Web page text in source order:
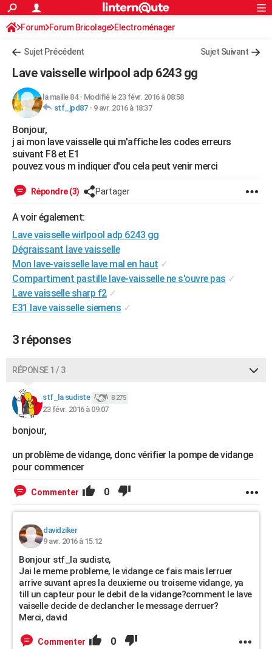
ACTUALITÉS
Politique
Société
Faits Divers
Education
Monde
Villes
+
FINANCE
Retraite
Impôts
Epargne
Immobilier
Risques naturels par ville
Banque
Assurance
Crédit
AUTO
Essais
Réserver un essai
Citadines
Berlines
SUV
Forum auto
+HIGH-TECH
Mobiles
Meilleur smartphone
Internet
Ordinateurs
Jeux vidéo
Guide high-tech
+BRICOLAGE
Forum
Aménagement intérieur
Extérieur
Cuisine
Salle de bains
Jardinage
Rangement
WEEK-END
LIFESTYLE
Art de vivre
Bien-être
Loisirs
Mode
Modes de vie
SANTE
Alimentation
Guide de la santé
Maladies
Médicaments
Sommeil
VOYAGE
Destinations
City break
Voyage nature
Voyage de noces
Forum
Climat
+PHOTO
GUIDES D'ACHAT
BONS PLANS
Dictionnaire
Biographies
Citations
Expressions
Proverbes
PROGRAMME TV
COPAINS D'AVANT
S'inscrire
Se connecter
Lycées
Collèges
Primaires
Universités
Entreprises
Service militaire
Avis de recherche
AVIS DE DÉCÈS
FORUM
S'inscrire
Connexion
Forum Forum Bricolage Electroménager
Sujet Précédent Sujet Suivant
Lave vaisselle wirlpool adp 6243 gg
la maille 84- Modifié le 23 févr. 2016 à 08:58
stf_jpd87- 9 avr. 2016 à 18:37
Bonjour,
j ai mon lave vaisselle qui m'affiche les codes erreurs
suivant F8 et E1
pouvez vous m indiquer d'ou cela peut venir merci
Répondre (3) Partager
A voir également:
Lave vaisselle wirlpool adp 6243 gg
Dégraissant lave vaisselle
Mon lave-vaisselle lave mal en haut ✓
Compartiment pastille lave-vaisselle ne s'ouvre pas ✓
Lave vaisselle sharp f2 ✓
E31 lave vaisselle siemens ✓
3 réponses
RÉPONSE 1 / 3
stf_la sudiste 8 275
23 févr. 2016 à 09:07
bonjour,
un problème de vidange, donc vérifier la pompe de vidange
pour commencer
Commenter 0
davidziker
9 avr. 2016 à 15:12
Bonjour stf_la sudiste,
Jai le meme probleme, le vidange ce fais mais lerruer
arrive suvant apres la deuxieme ou troiseme vidange, ya
till un capteur pour le debit de la vidange?comment le lave
vaiselle decide de declancher le message derruer?
Merci, david
Commenter 0